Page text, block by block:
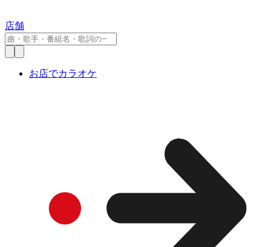
店舗
お店でカラオケ